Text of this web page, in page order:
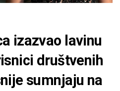
izazvao lavinu
društvenih
sumnjaju na